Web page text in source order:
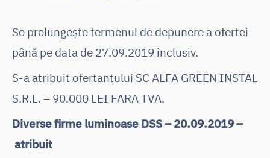
Se prelungește termenul de depunere a ofertei
până pe data de 27.09.2019 inclusiv.
S-a atribuit ofertantului SC ALFA GREEN INSTAL
S.R.L. – 90.000 LEI FARA TVA.
Diverse firme luminoase DSS – 20.09.2019 –
atribuit